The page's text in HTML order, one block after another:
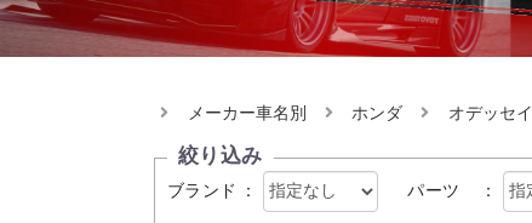
メーカー車名別 ホンダ オデッセイ
絞り込み
ブランド ： パーツ ：